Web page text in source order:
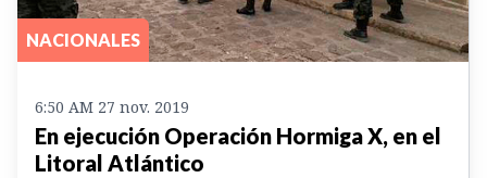
NACIONALES
6:50 AM 27 nov. 2019
En ejecución Operación Hormiga X, en el
Litoral Atlántico